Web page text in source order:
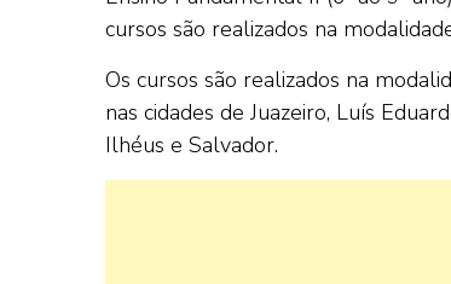
cursos são realizados na
Os cursos são realizados na
nas cidades de Juazeiro, Luís
Ilhéus e Salvador.